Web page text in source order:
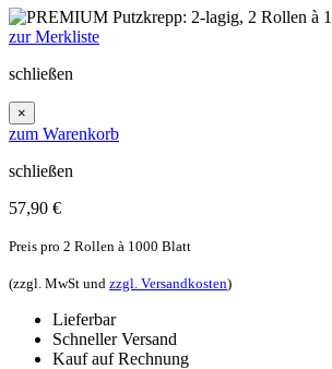
zur Merkliste
schließen
×
zum Warenkorb
schließen
57,90 €
Preis pro 2 Rollen à 1000 Blatt
(zzgl. MwSt und zzgl. Versandkosten)
Lieferbar
Schneller Versand
Kauf auf Rechnung